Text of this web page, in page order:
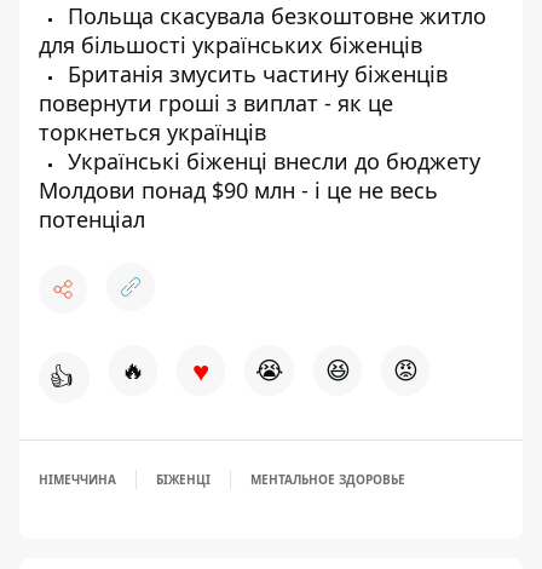
Польща скасувала безкоштовне житло
для більшості українських біженців
Британія змусить частину біженців
повернути гроші з виплат - як це
торкнеться українців
Українські біженці внесли до бюджету
Молдови понад $90 млн - і це не весь
потенціал
👍 🔥 ♥ 😭 😆 😡
НІМЕЧЧИНА БІЖЕНЦІ МЕНТАЛЬНОЕ ЗДОРОВЬЕ